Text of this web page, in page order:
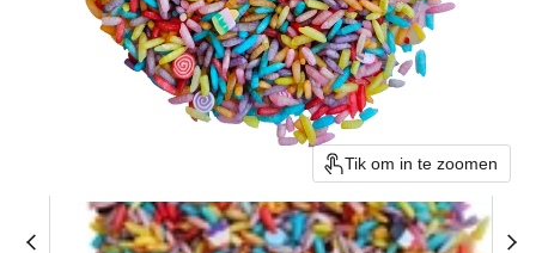
Tik om in te zoomen